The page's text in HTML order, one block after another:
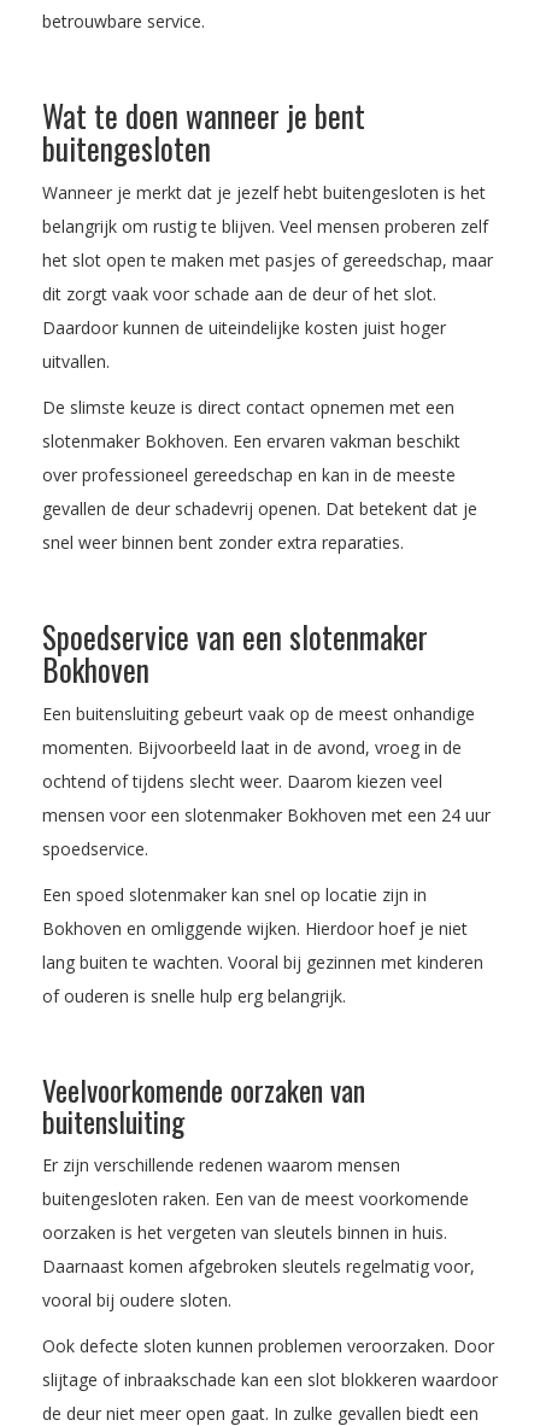
betrouwbare service.
Wat te doen wanneer je bent
buitengesloten
Wanneer je merkt dat je jezelf hebt buitengesloten is het
belangrijk om rustig te blijven. Veel mensen proberen zelf
het slot open te maken met pasjes of gereedschap, maar
dit zorgt vaak voor schade aan de deur of het slot.
Daardoor kunnen de uiteindelijke kosten juist hoger
uitvallen.
De slimste keuze is direct contact opnemen met een
slotenmaker Bokhoven. Een ervaren vakman beschikt
over professioneel gereedschap en kan in de meeste
gevallen de deur schadevrij openen. Dat betekent dat je
snel weer binnen bent zonder extra reparaties.
Spoedservice van een slotenmaker
Bokhoven
Een buitensluiting gebeurt vaak op de meest onhandige
momenten. Bijvoorbeeld laat in de avond, vroeg in de
ochtend of tijdens slecht weer. Daarom kiezen veel
mensen voor een slotenmaker Bokhoven met een 24 uur
spoedservice.
Een spoed slotenmaker kan snel op locatie zijn in
Bokhoven en omliggende wijken. Hierdoor hoef je niet
lang buiten te wachten. Vooral bij gezinnen met kinderen
of ouderen is snelle hulp erg belangrijk.
Veelvoorkomende oorzaken van
buitensluiting
Er zijn verschillende redenen waarom mensen
buitengesloten raken. Een van de meest voorkomende
oorzaken is het vergeten van sleutels binnen in huis.
Daarnaast komen afgebroken sleutels regelmatig voor,
vooral bij oudere sloten.
Ook defecte sloten kunnen problemen veroorzaken. Door
slijtage of inbraakschade kan een slot blokkeren waardoor
de deur niet meer open gaat. In zulke gevallen biedt een